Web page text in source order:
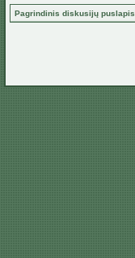
Pagrindinis diskusijų puslapis